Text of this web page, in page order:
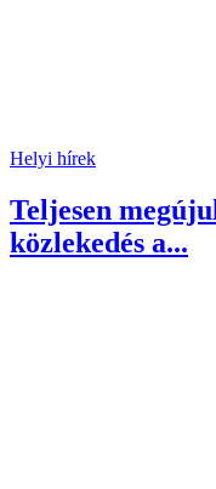
Helyi hírek
Teljesen
közlekedés a...